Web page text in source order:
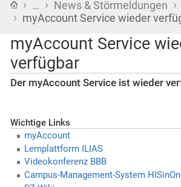
Startseite
› … › News & Störmeldungen ›
› myAccount Service wieder
myAccount Service
verfügbar
Der myAccount Service ist wieder
Wichtige Links
myAccount
Lernplattform ILIAS
Videokonferenz BBB
Campus-Management-System